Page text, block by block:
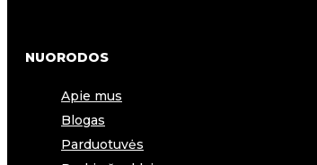
NUORODOS
Apie mus
Blogas
Parduotuvės